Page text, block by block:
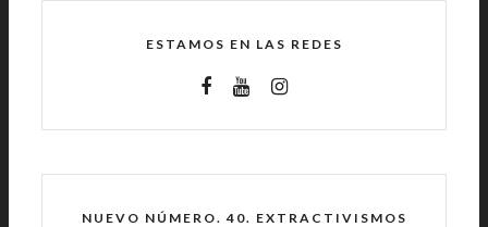
ESTAMOS EN LAS REDES
NUEVO NÚMERO. 40. EXTRACTIVISMOS